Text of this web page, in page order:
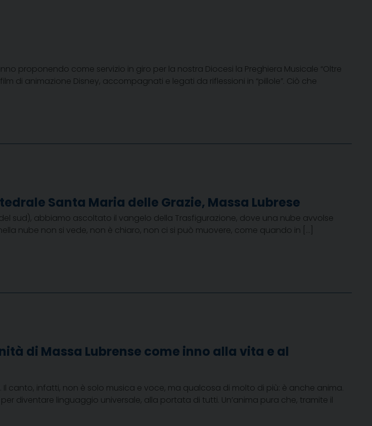
proponendo come servizio in giro per la nostra Diocesi la Preghiera Musicale “Oltre
di animazione Disney, accompagnati e legati da riflessioni in “pillole”. Ciò che
Santa Maria delle Grazie, Massa Lubrese
sud), abbiamo ascoltato il vangelo della Trasfigurazione, dove una nube avvolse
nube non si vede, non è chiaro, non ci si può muovere, come quando in […]
di Massa Lubrense come inno alla vita e al
canto, infatti, non è solo musica e voce, ma qualcosa di molto di più: è anche anima.
diventare linguaggio universale, alla portata di tutti. Un’anima pura che, tramite il